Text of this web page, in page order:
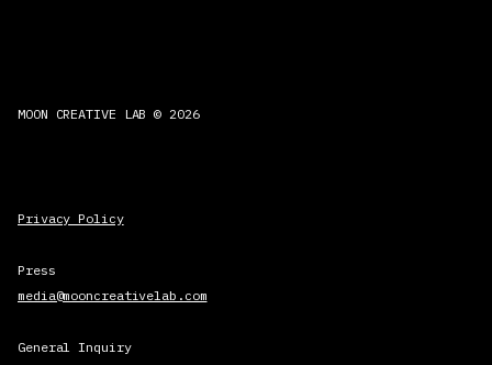
MOON CREATIVE LAB © 2026
Privacy Policy
Press
media@mooncreativelab.com
General Inquiry